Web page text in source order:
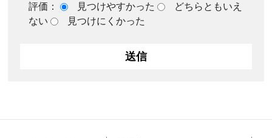
評価：
見つけやすかった
どちらともいえ
ない
見つけにくかった